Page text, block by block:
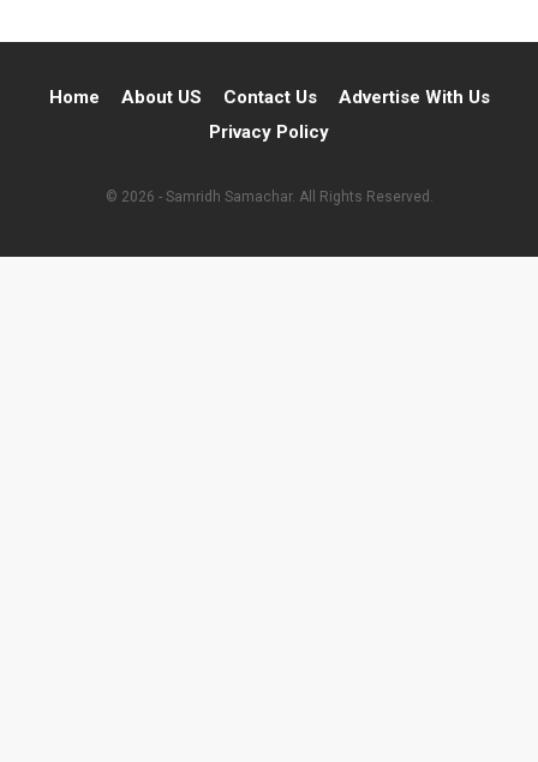
Home About US Contact Us
Advertise With Us
Privacy Policy
© 2026 - Samridh Samachar. All Rights Reserved.